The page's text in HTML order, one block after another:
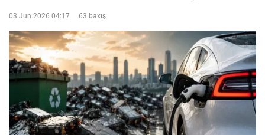
03 Jun 2026 04:17 63 baxış